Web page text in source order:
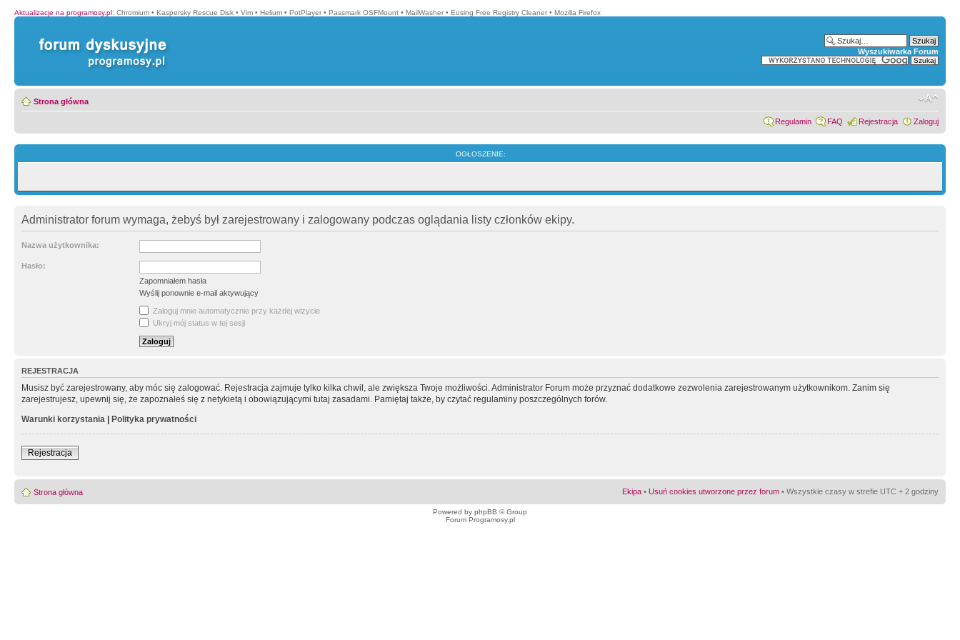
Aktualizacje na programosy.pl: Chromium • Kaspersky Rescue Disk • Vim • Helium • PotPlayer • Passmark OSFMount • MailWasher • Eusing Free Registry Cleaner • Mozilla Firefox
Wyszukiwarka Forum
Strona główna
Regulamin FAQ Rejestracja Zaloguj
OGŁOSZENIE:
Administrator forum wymaga, żebyś był zarejestrowany i zalogowany podczas oglądania listy członków ekipy.
Nazwa użytkownika:
Hasło:
Zapomniałem hasła
Wyślij ponownie e-mail aktywujący
Zaloguj mnie automatycznie przy każdej wizycie
Ukryj mój status w tej sesji
REJESTRACJA
Musisz być zarejestrowany, aby móc się zalogować. Rejestracja zajmuje tylko kilka chwil, ale zwiększa Twoje możliwości. Administrator Forum może przyznać dodatkowe zezwolenia zarejestrowanym użytkownikom. Zanim się
zarejestrujesz, upewnij się, że zapoznałeś się z netykietą i obowiązującymi tutaj zasadami. Pamiętaj także, by czytać regulaminy poszczególnych forów.
Warunki korzystania | Polityka prywatności
Rejestracja
Strona główna Ekipa • Usuń cookies utworzone przez forum • Wszystkie czasy w strefie UTC + 2 godziny
Powered by phpBB © Group
Forum Programosy.pl